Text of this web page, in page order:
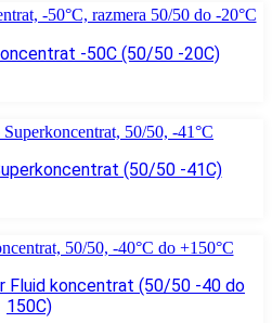
-50C (50/50 -20C)
(50/50 -41C)
Fluid koncentrat (50/50 -40 do
150C)